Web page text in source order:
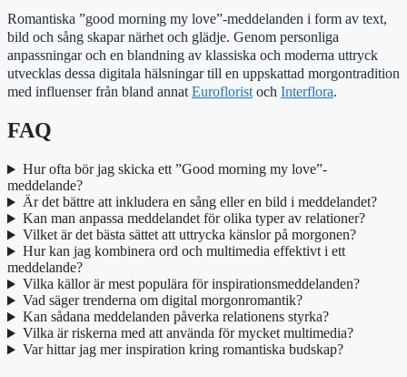
Romantiska ”good morning my love”-meddelanden i form av text,
bild och sång skapar närhet och glädje. Genom personliga
anpassningar och en blandning av klassiska och moderna uttryck
utvecklas dessa digitala hälsningar till en uppskattad morgontradition
med influenser från bland annat Euroflorist och Interflora.
FAQ
Hur ofta bör jag skicka ett ”Good morning my love”-
meddelande?
Är det bättre att inkludera en sång eller en bild i meddelandet?
Kan man anpassa meddelandet för olika typer av relationer?
Vilket är det bästa sättet att uttrycka känslor på morgonen?
Hur kan jag kombinera ord och multimedia effektivt i ett
meddelande?
Vilka källor är mest populära för inspirationsmeddelanden?
Vad säger trenderna om digital morgonromantik?
Kan sådana meddelanden påverka relationens styrka?
Vilka är riskerna med att använda för mycket multimedia?
Var hittar jag mer inspiration kring romantiska budskap?